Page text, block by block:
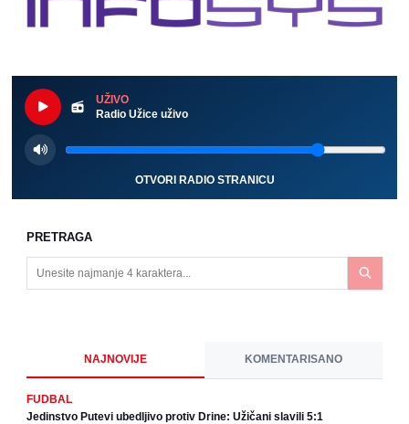
UŽIVO
Radio Užice uživo
OTVORI RADIO STRANICU
PRETRAGA
NAJNOVIJE KOMENTARISANO
FUDBAL
Jedinstvo Putevi ubedljivo protiv Drine: Užičani slavili 5:1